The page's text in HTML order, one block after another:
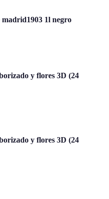
1l negro
y flores 3D (24
y flores 3D (24